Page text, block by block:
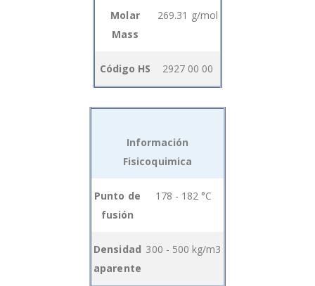
Molar
Mass
269.31 g/mol
Código HS 2927 00 00
Información
Fisicoquimica
Punto de
fusión
178 - 182 °C
Densidad
aparente
300 - 500 kg/m3